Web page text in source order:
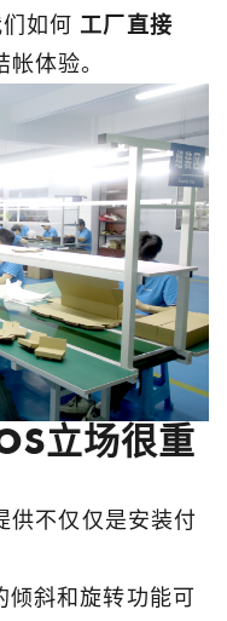
如何 工厂直接
体验。
立场很重
供不仅仅是安装付
倾斜和旋转功能可